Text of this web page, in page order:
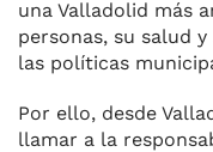
una Valladolid más
personas, su salud
las políticas
Por ello, desde
llamar a la